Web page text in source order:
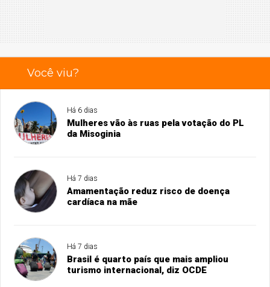
Você viu?
Há 6 dias
Mulheres vão às ruas pela votação do PL
da Misoginia
Há 7 dias
Amamentação reduz risco de doença
cardíaca na mãe
Há 7 dias
Brasil é quarto país que mais ampliou
turismo internacional, diz OCDE